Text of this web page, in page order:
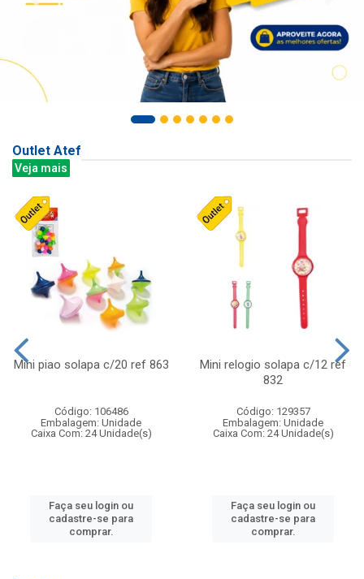
Outlet Atef
Veja mais
Mini piao solapa c/20 ref 863
Código: 106486
Embalagem: Unidade
Caixa Com: 24 Unidade(s)
Faça seu login ou
cadastre-se para
comprar.
Mini relogio solapa c/12 ref
832
Código: 129357
Embalagem: Unidade
Caixa Com: 24 Unidade(s)
Faça seu login ou
cadastre-se para
comprar.